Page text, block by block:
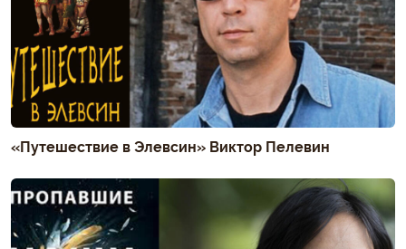
«Путешествие в Элевсин» Виктор Пелевин